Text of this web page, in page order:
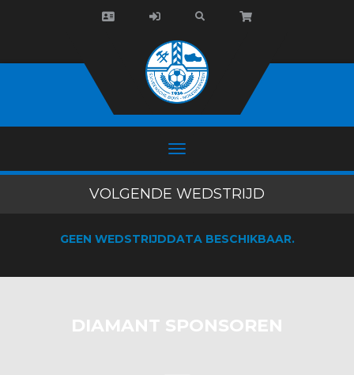
VOLGENDE WEDSTRIJD
GEEN WEDSTRIJDDATA BESCHIKBAAR.
DIAMANT SPONSOREN